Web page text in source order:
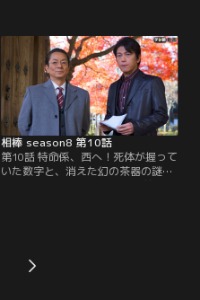
やがて運転手、乗客の命と引き換え
に1億円を要求する脅迫状がバス会
社に届く。難を逃れた乗客の一人、
恵（中川安奈）によると、犯人は客
を装っていた上条（平野貴大）とい
う男で…。
相棒 season8 第10話
第10話 特命係、西へ！死体が握って
いた数字と、消えた幻の茶器の謎…
東京-京都・連続殺人と420年前の千
れていた。高村は死の直前、都内の
ホテルに電話をかけていたことが判